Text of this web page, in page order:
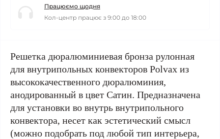
Працюємо щодня
Кол-центр працює з 9:00 до 18:00
Решетка дюралюминиевая бронза рулонная
для внутрипольных конвекторов Polvax из
высококачественного дюралюминия,
анодированный в цвет Сатин. Предназначена
для установки во внутрь внутрипольного
конвектора, несет как эстетический смысл
(можно подобрать под любой тип интерьера,